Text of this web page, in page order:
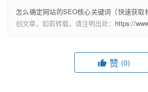
怎么确定网站的SEO核心关键词（快速获取
创文章，如若转载，请注明出处： https://
赞 (0)